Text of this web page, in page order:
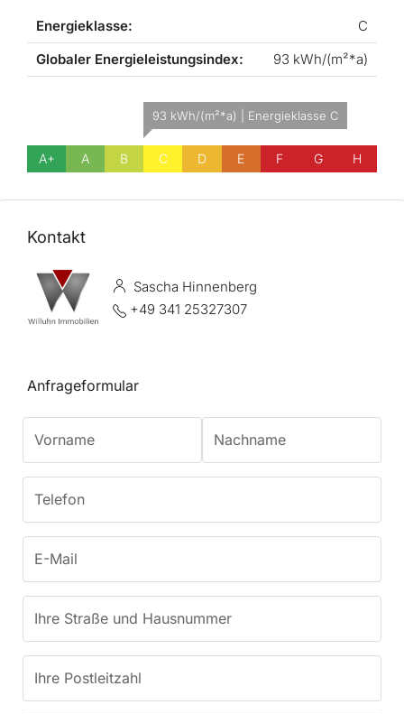
Energieklasse:
C
Globaler Energieleistungsindex:
93 kWh/(m²*a)
A+ A B
93 kWh/(m²*a) | Energieklasse C
C D E F G H
Kontakt
Sascha Hinnenberg
+49 341 25327307
Anfrageformular